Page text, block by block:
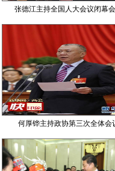
张德江主持全国人大会议闭幕
何厚铧主持政协第三次全体会